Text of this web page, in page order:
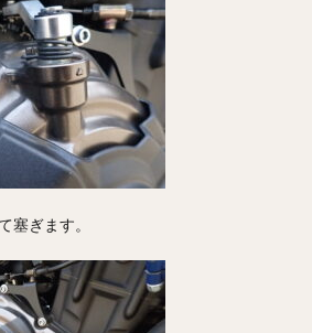
塞ぎます。